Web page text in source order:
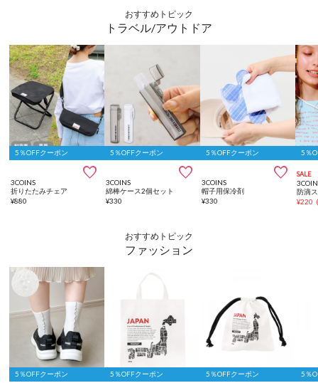
おすすめトピック
トラベル/アウトドア
5％OFFクーポン

3COINS
折りたたみチェア
¥880
5％OFFクーポン

3COINS
綿棒ケース2個セット
¥330
5％OFFクーポン

3COINS
帽子用保冷剤
¥330
5％
SALE
防滴
¥220
おすすめトピック
ファッション
5％OFFクーポン 5％OFFクーポン 5％OFFクーポン 5％